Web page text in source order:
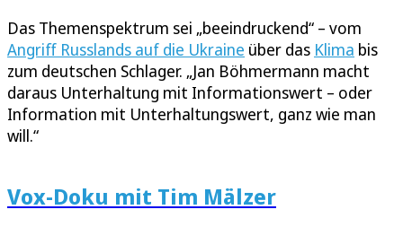
Das Themenspektrum sei „beeindruckend“ – vom
Angriff Russlands auf die Ukraine über das Klima bis
zum deutschen Schlager. „Jan Böhmermann macht
daraus Unterhaltung mit Informationswert – oder
Information mit Unterhaltungswert, ganz wie man
will.“
Vox-Doku mit Tim Mälzer